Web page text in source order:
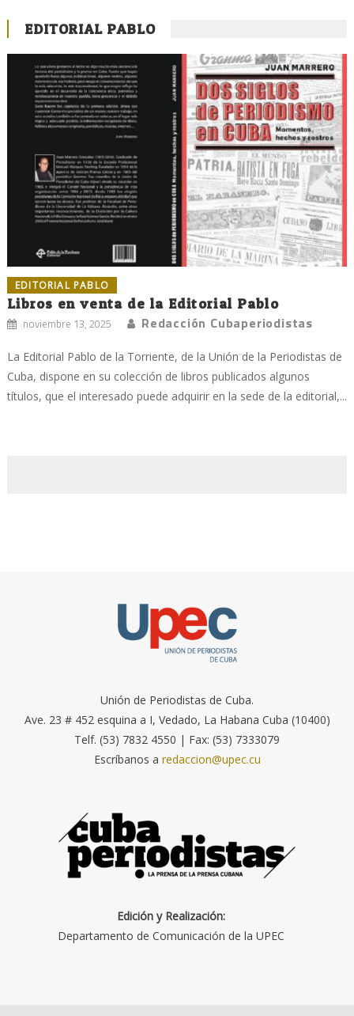
EDITORIAL PABLO
EDITORIAL PABLO
Libros en venta de la Editorial Pablo
noviembre 13, 2025 Redacción Cubaperiodistas
La Editorial Pablo de la Torriente, de la Unión de la Periodistas de
Cuba, dispone en su colección de libros publicados algunos
títulos, que el interesado puede adquirir en la sede de la editorial,...
Unión de Periodistas de Cuba.
Ave. 23 # 452 esquina a I, Vedado, La Habana Cuba (10400)
Telf. (53) 7832 4550 | Fax: (53) 7333079
Escríbanos a redaccion@upec.cu
Edición y Realización:
Departamento de Comunicación de la UPEC